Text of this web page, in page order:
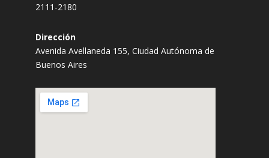
2111-2180
Dirección
Avenida Avellaneda 155, Ciudad Autónoma de
Buenos Aires